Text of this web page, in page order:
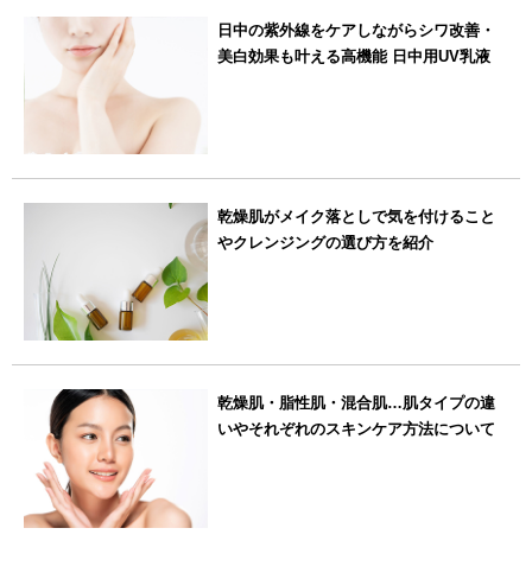
日中の紫外線をケアしながらシワ改善・
美白効果も叶える高機能 日中用UV乳液
乾燥肌がメイク落としで気を付けること
やクレンジングの選び方を紹介
乾燥肌・脂性肌・混合肌…肌タイプの違
いやそれぞれのスキンケア方法について